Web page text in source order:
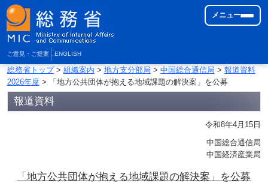
ご意見・ご提案 ENGLISH
メニュー
総務省トップ> 組織案内 > 地方支分部局 > 中国総合通信局 > 報道資料
2026年度> 「地方公共団体が抱える地域課題の解決案」を公募
報道資料
令和8年4月15日
中国総合通信局
中国経済産業局
「地方公共団体が抱える地域課題の解決案」を公募